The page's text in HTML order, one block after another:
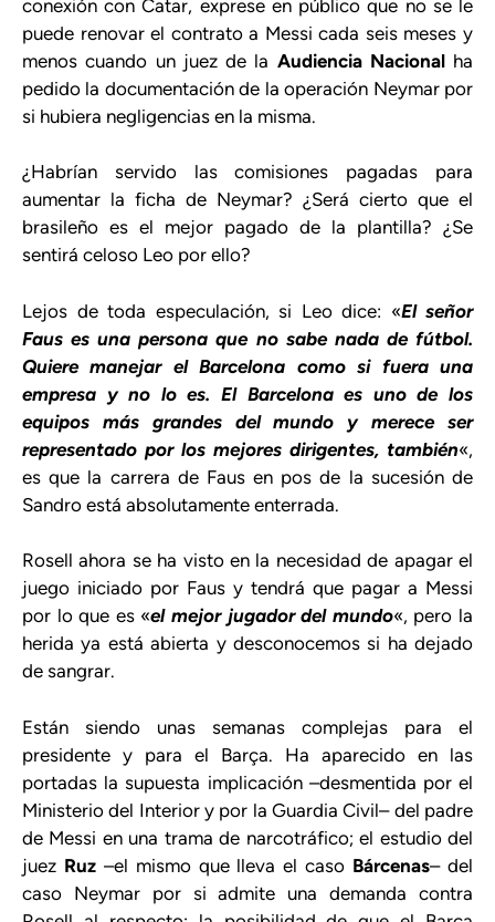
conexión con Catar, exprese en público que no se le
puede renovar el contrato a Messi cada seis meses y
menos cuando un juez de la Audiencia Nacionalha
pedido la documentación de la operación Neymar por
si hubiera negligencias en la misma.
¿Habrían servido las comisiones pagadas para
aumentar la ficha de Neymar? ¿Será cierto que el
brasileño es el mejor pagado de la plantilla? ¿Se
sentirá celoso Leo por ello?
Lejos de toda especulación, si Leo dice: «El señor
Faus es una persona que no sabe nada de fútbol.
Quiere manejar el Barcelona como si fuera una
empresa y no lo es. El Barcelona es uno de los
equipos más grandes del mundo y merece ser
representado por los mejores dirigentes, también«,
es que la carrera de Faus en pos de la sucesión de
Sandro está absolutamente enterrada.
Rosell ahora se ha visto en la necesidad de apagar el
juego iniciado por Faus y tendrá que pagar a Messi
por lo que es «el mejor jugador del mundo«, pero la
herida ya está abierta y desconocemos si ha dejado
de sangrar.
Están siendo unas semanas complejas para el
presidente y para el Barça. Ha aparecido en las
portadas la supuesta implicación –desmentida por el
Ministerio del Interior y por la Guardia Civil– del padre
de Messi en una trama de narcotráfico; el estudio del
juez Ruz–el mismo que lleva el caso Bárcenas– del
caso Neymar por si admite una demanda contra